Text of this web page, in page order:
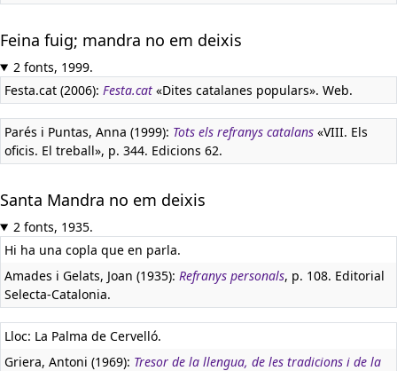
Feina fuig; mandra no em deixis
2 fonts, 1999.
Festa.cat (2006): Festa.cat «Dites catalanes populars». Web.
Parés i Puntas, Anna (1999): Tots els refranys catalans «VIII. Els
oficis. El treball», p. 344. Edicions 62.
Santa Mandra no em deixis
2 fonts, 1935.
Hi ha una copla que en parla.
Amades i Gelats, Joan (1935): Refranys personals, p. 108. Editorial
Selecta-Catalonia.
Lloc: La Palma de Cervelló.
Griera, Antoni (1969): Tresor de la llengua, de les tradicions i de la